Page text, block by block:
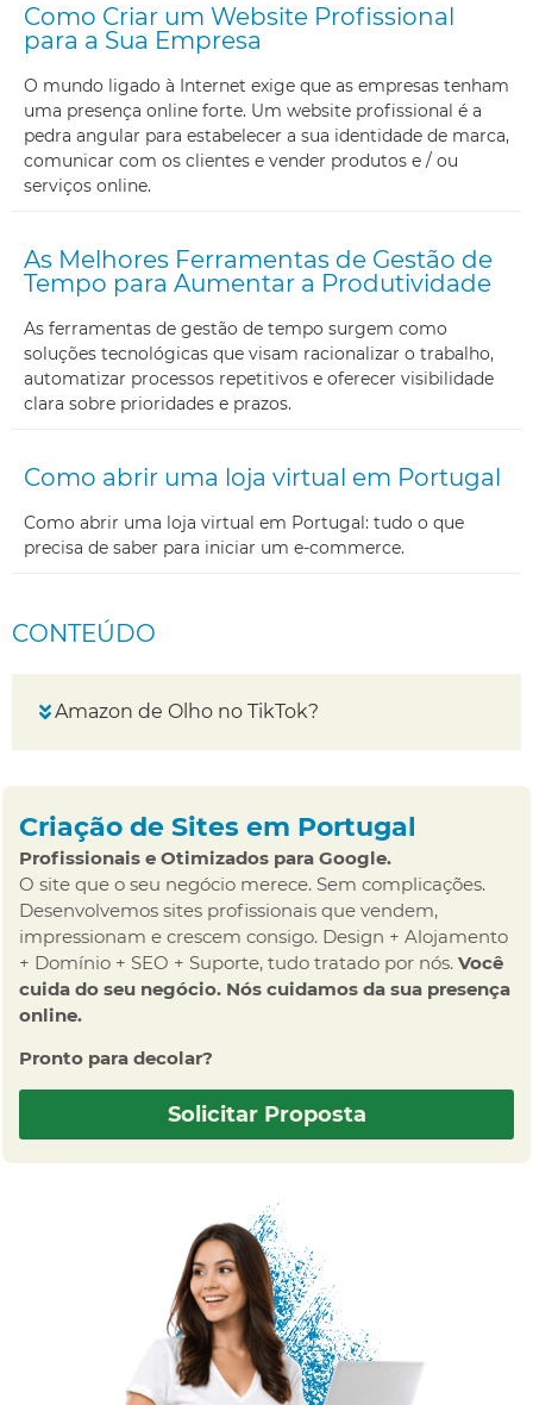
Como Criar um Website Profissional
para a Sua Empresa
O mundo ligado à Internet exige que as empresas tenham
uma presença online forte. Um website profissional é a
pedra angular para estabelecer a sua identidade de marca,
comunicar com os clientes e vender produtos e / ou
serviços online.
As Melhores Ferramentas de Gestão de
Tempo para Aumentar a Produtividade
As ferramentas de gestão de tempo surgem como
soluções tecnológicas que visam racionalizar o trabalho,
automatizar processos repetitivos e oferecer visibilidade
clara sobre prioridades e prazos.
Como abrir uma loja virtual em Portugal
Como abrir uma loja virtual em Portugal: tudo o que
precisa de saber para iniciar um e-commerce.
CONTEÚDO
Amazon de Olho no TikTok?
Criação de Sites em Portugal
Profissionais e Otimizados para Google.
O site que o seu negócio merece. Sem complicações.
Desenvolvemos sites profissionais que vendem,
impressionam e crescem consigo. Design + Alojamento
+ Domínio + SEO + Suporte, tudo tratado por nós. Você
cuida do seu negócio. Nós cuidamos da sua presença
online.
Pronto para decolar?
Solicitar Proposta